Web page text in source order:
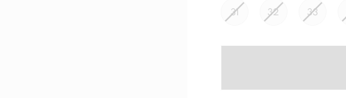
31 32 33